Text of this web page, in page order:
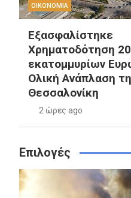
ΟΙΚΟΝΟΜΙΑ
Εξασφαλίστηκε
Χρηματοδότηση
εκατομμυρίων
Ολική Ανάπλαση
Θεσσαλονίκη
2 ώρες ago
Επιλογές